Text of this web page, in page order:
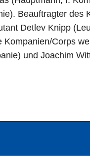
Beauftragter
Detlev Knipp
Corps
und Joachim